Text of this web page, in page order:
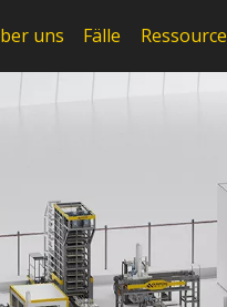
uns Fälle Ressource